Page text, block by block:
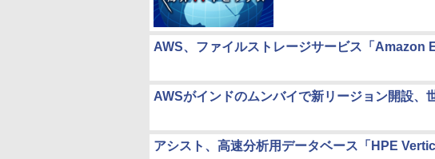
AWS、ファイルストレージサービス「Amazon
AWSがインドのムンバイで新リージョン開設、
アシスト、高速分析用データベース「HPE